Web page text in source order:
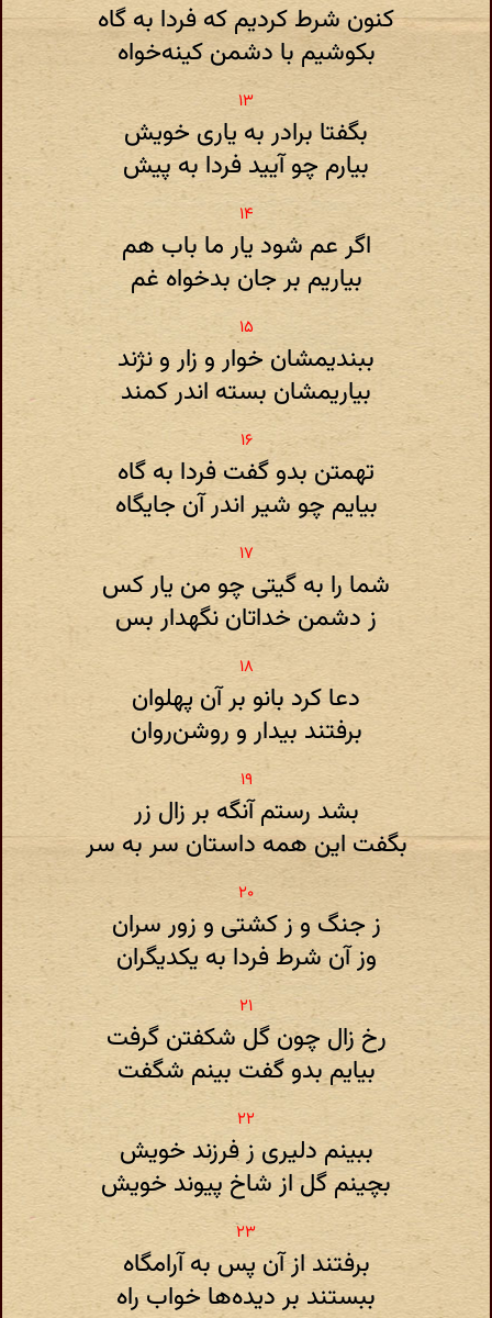
کنون شرط کردیم که فردا به گاه
بکوشیم با دشمن کینه‌خواه
بگفتا برادر به یاری خویش
بیارم چو آیید فردا به پیش
اگر عم شود یار ما باب هم
بیاریم بر جان بدخواه غم
ببندیمشان خوار و زار و نژند
بیاریمشان بسته اندر کمند
تهمتن بدو گفت فردا به گاه
بیایم چو شیر اندر آن جایگاه
شما را به گیتی چو من یار کس
ز دشمن خداتان نگهدار بس
دعا کرد بانو بر آن پهلوان
برفتند بیدار و روشن‌روان
بشد رستم آنگه بر زال زر
بگفت این همه داستان سر به سر
ز جنگ و ز کشتی و زور سران
وز آن شرط فردا به یکدیگران
رخ زال چون گل شکفتن گرفت
بیایم بدو گفت بینم شگفت
ببینم دلیری ز فرزند خویش
بچینم گل از شاخ پیوند خویش
برفتند از آن پس به آرامگاه
ببستند بر دیده‌ها خواب راه